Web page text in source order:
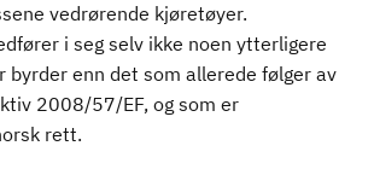
vedrørende kjøretøyer.
i seg selv ikke noen ytterligere
byrder enn det som allerede følger av
2008/57/EF, og som er
rett.